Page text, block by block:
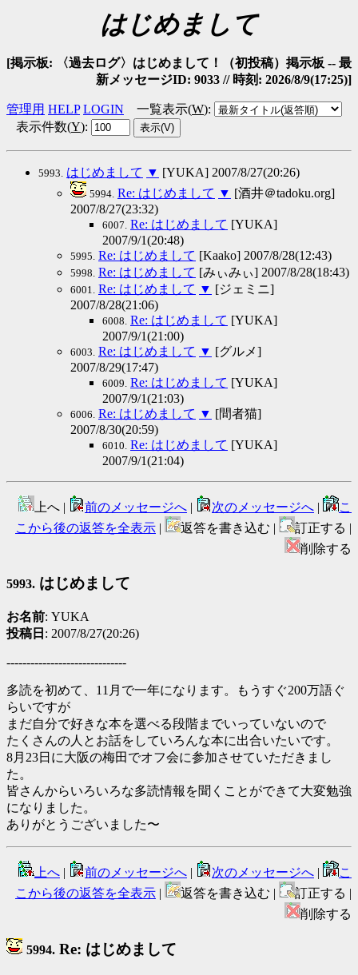
はじめまして
[掲示板: 〈過去ログ〉はじめまして！（初投稿）掲示板 -- 最
新メッセージID: 9033 // 時刻: 2026/8/9(17:25)]
管理用 HELP LOGIN 一覧表示(W):
表示件数(Y):
5993. はじめまして ▼ [YUKA] 2007/8/27(20:26)
5994. Re: はじめまして ▼ [酒井＠tadoku.org]
2007/8/27(23:32)
6007. Re: はじめまして [YUKA]
2007/9/1(20:48)
5995. Re: はじめまして [Kaako] 2007/8/28(12:43)
5998. Re: はじめまして [みぃみぃ] 2007/8/28(18:43)
6001. Re: はじめまして ▼ [ジェミニ]
2007/8/28(21:06)
6008. Re: はじめまして [YUKA]
2007/9/1(21:00)
6003. Re: はじめまして ▼ [グルメ]
2007/8/29(17:47)
6009. Re: はじめまして [YUKA]
2007/9/1(21:03)
6006. Re: はじめまして ▼ [間者猫]
2007/8/30(20:59)
6010. Re: はじめまして [YUKA]
2007/9/1(21:04)
上へ | 前のメッセージへ | 次のメッセージへ |
こ
こから後の返答を全表示 | 返答を書き込む |
訂正する |
削除する
5993. はじめまして
お名前: YUKA
投稿日 : 2007/8/27(20:26)
------------------------------
多読を初めて、11月で一年になります。もうすぐ200万語ぐ
らいですが
まだ自分で好きな本を選べる段階までいっていないので
たくさんの人とお話をしていろんな本に出合いたいです。
8月23日に大阪の梅田でオフ会に参加させていただきまし
た。
皆さんからいろいろな多読情報を聞くことができて大変勉強
になりました。
ありがとうございました〜
上へ | 前のメッセージへ | 次のメッセージへ |
こ
こから後の返答を全表示 | 返答を書き込む |
訂正する |
削除する
5994. Re: はじめまして